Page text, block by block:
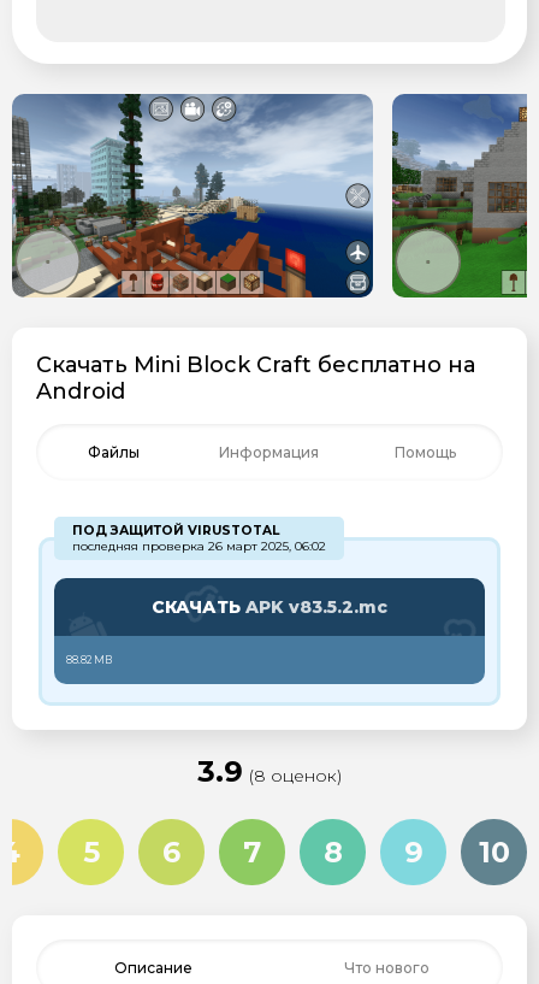
Скачать Mini Block Craft бесплатно на
Android
Файлы Информация Помощь
ПОД ЗАЩИТОЙ VIRUSTOTAL
последняя проверка 26 март 2025, 06:02
СКАЧАТЬ APK v83.5.2.mc
88.82 MB
3.9 (8 оценок)
4 5 6 7 8 9 10
Описание Что нового